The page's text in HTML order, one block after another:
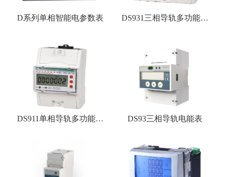
D系列单相智能电参数表
DS931三相导轨多功能电
DS911单相导轨多功能电
DS93三相导轨电能表